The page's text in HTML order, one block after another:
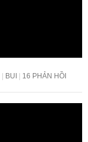
BUI 16 PHẢN HỒI